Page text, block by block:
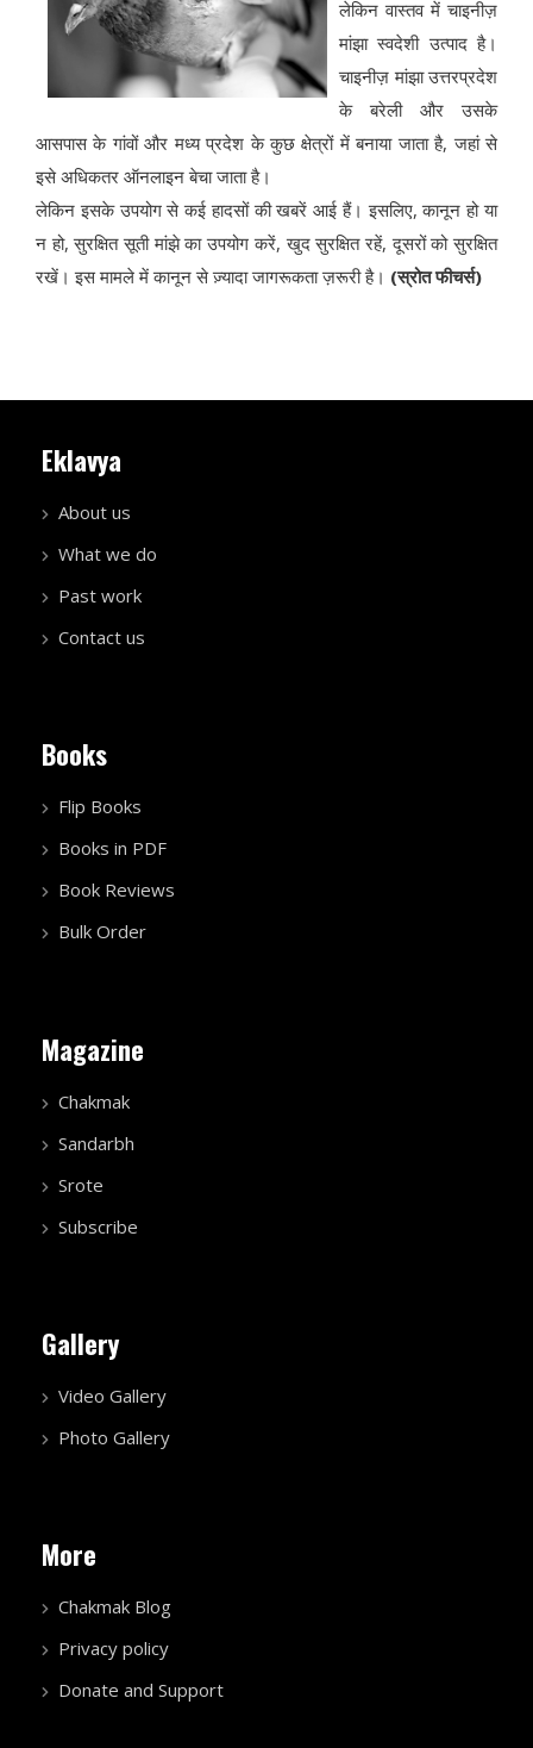
लेकिन वास्तव में चाइनीज़
मांझा स्वदेशी उत्पाद है।
चाइनीज़ मांझा उत्तरप्रदेश
के बरेली और उसके
आसपास के गांवों और मध्य प्रदेश के कुछ क्षेत्रों में बनाया जाता है, जहां से
इसे अधिकतर ऑनलाइन बेचा जाता है।
लेकिन इसके उपयोग से कई हादसों की खबरें आई हैं। इसलिए, कानून हो या
न हो, सुरक्षित सूती मांझे का उपयोग करें, खुद सुरक्षित रहें, दूसरों को सुरक्षित
रखें। इस मामले में कानून से ज़्यादा जागरूकता ज़रूरी है। (स्रोत फीचर्स)
Eklavya
About us
What we do
Past work
Contact us
Books
Flip Books
Books in PDF
Book Reviews
Bulk Order
Magazine
Chakmak
Sandarbh
Srote
Subscribe
Gallery
Video Gallery
Photo Gallery
More
Chakmak Blog
Privacy policy
Donate and Support